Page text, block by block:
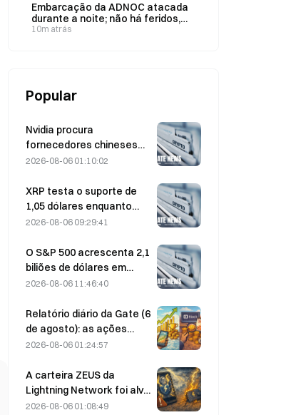
Embarcação da ADNOC atacada
durante a noite; não há feridos,
diz agência noticiosa dos EAU
10m atrás
Popular
Nvidia procura
fornecedores chineses
de estações-base de IA
rede 6G
2026-08-06 01:10:02
XRP testa o suporte de
1,05 dólares enquanto
Ethereum se mantém nos
reduzido
2026-08-06 09:29:41
O S&P 500 acrescenta 2,1
biliões de dólares em
agosto e sobe 3,12%,
apenas 2%
2026-08-06 11:46:40
Relatório diário da Gate (6
de agosto): as ações
preferenciais STRC da
forte recuperação; a
Block revê em alta as
previsões para o exercício
2026-08-06 01:24:57
A carteira ZEUS da
Lightning Network foi alvo
de um ataque e está
2026-08-06 01:08:49